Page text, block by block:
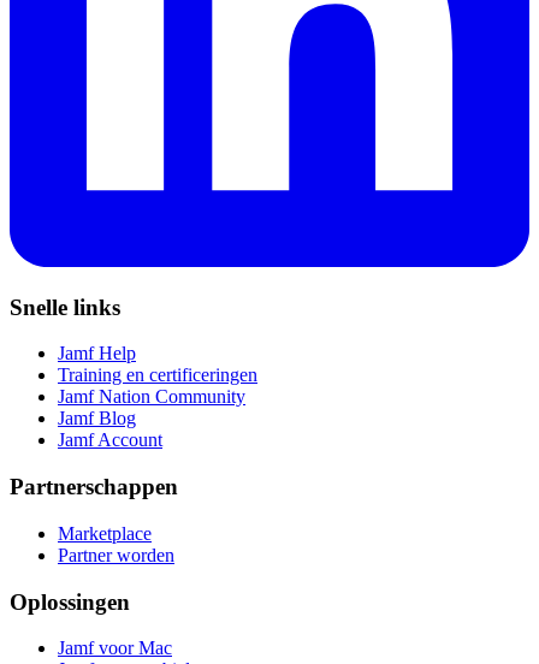
Snelle links
Jamf Help
Training en certificeringen
Jamf Nation Community
Jamf Blog
Jamf Account
Partnerschappen
Marketplace
Partner worden
Oplossingen
Jamf voor Mac